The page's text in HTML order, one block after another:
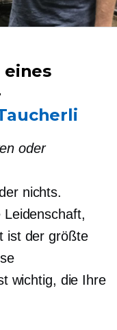
eines
oder
nichts.
ist der größte
wichtig, die Ihre